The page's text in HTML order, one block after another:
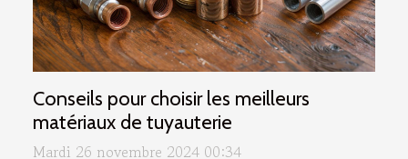
Conseils pour choisir les meilleurs
matériaux de tuyauterie
Mardi 26 novembre 2024 00:34